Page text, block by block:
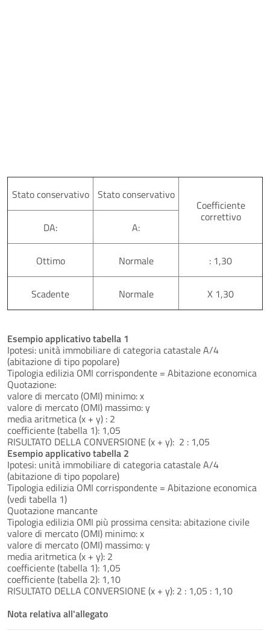
Stato conservativo Stato conservativo
Coefficiente
correttivo
DA: A:
Ottimo Normale : 1,30
Scadente Normale X 1,30
Esempio applicativo tabella 1
Ipotesi: unità immobiliare di categoria catastale A/4
(abitazione di tipo popolare)
Tipologia edilizia OMI corrispondente = Abitazione economica
Quotazione:
valore di mercato (OMI) minimo: x
valore di mercato (OMI) massimo: y
media aritmetica (x + y) : 2
coefficiente (tabella 1): 1,05
RISULTATO DELLA CONVERSIONE (x + y): 2 : 1,05
Esempio applicativo tabella 2
Ipotesi: unità immobiliare di categoria catastale A/4
(abitazione di tipo popolare)
Tipologia edilizia OMI corrispondente = Abitazione economica
(vedi tabella 1)
Quotazione mancante
Tipologia edilizia OMI più prossima censita: abitazione civile
valore di mercato (OMI) minimo: x
valore di mercato (OMI) massimo: y
media aritmetica (x + y): 2
coefficiente (tabella 1): 1,05
coefficiente (tabella 2): 1,10
RISULTATO DELLA CONVERSIONE (x + y): 2 : 1,05 : 1,10
Nota relativa all'allegato